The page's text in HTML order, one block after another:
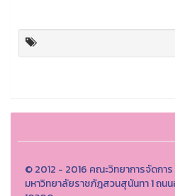
© 2012 - 2016 คณะวิทยาการจัดการ
มหาวิทยาลัยราชภัฎสวนสุนันทา 1 ถ